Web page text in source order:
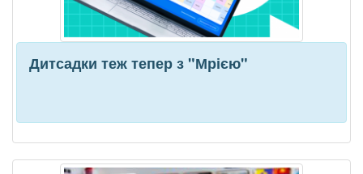
Дитсадки теж тепер з "Мрією"